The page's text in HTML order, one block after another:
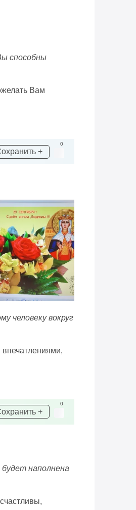
способны
Вам
+
0
человеку вокруг
+
0
наполнена